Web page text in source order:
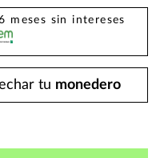
meses sin intereses
tu monedero